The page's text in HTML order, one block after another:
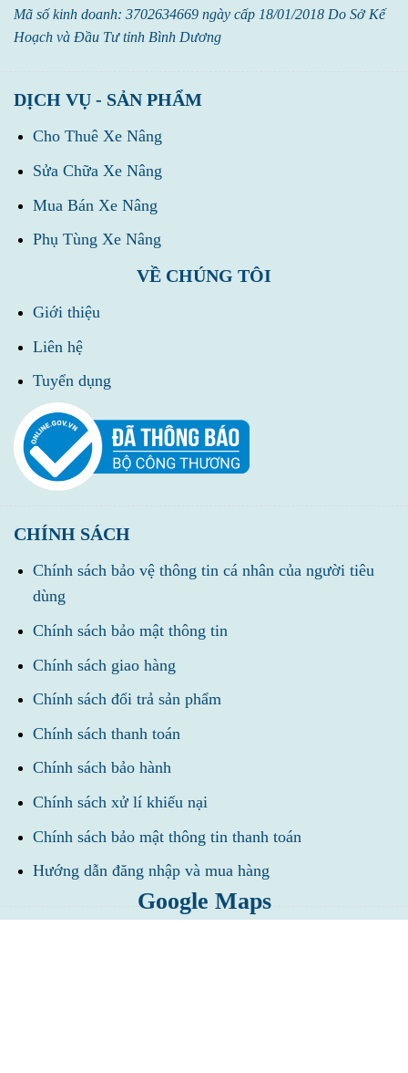
Mã số kinh doanh: 3702634669 ngày cấp 18/01/2018 Do Sở Kế
Hoạch và Đầu Tư tỉnh Bình Dương
DỊCH VỤ - SẢN PHẨM
Cho Thuê Xe Nâng
Sửa Chữa Xe Nâng
Mua Bán Xe Nâng
Phụ Tùng Xe Nâng
VỀ CHÚNG TÔI
Giới thiệu
Liên hệ
Tuyển dụng
CHÍNH SÁCH
Chính sách bảo vệ thông tin cá nhân của người tiêu
dùng
Chính sách bảo mật thông tin
Chính sách giao hàng
Chính sách đổi trả sản phẩm
Chính sách thanh toán
Chính sách bảo hành
Chính sách xử lí khiếu nại
Chính sách bảo mật thông tin thanh toán
Hướng dẫn đăng nhập và mua hàng
Google Maps